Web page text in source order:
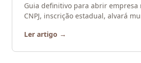
Guia definitivo para abrir empresa
CNPJ, inscrição estadual, alvará
Contabilidade.
Ler artigo